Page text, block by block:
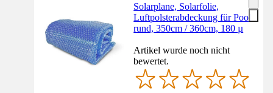
Solarplane, Solarfolie,
Luftpolsterabdeckung für Pool
rund, 350cm / 360cm, 180 µ
Artikel wurde noch nicht
bewertet.